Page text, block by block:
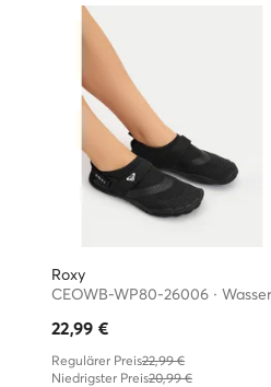
Roxy
22,99 €
Regulärer Preis22,99 €
Niedrigster Preis20,99 €